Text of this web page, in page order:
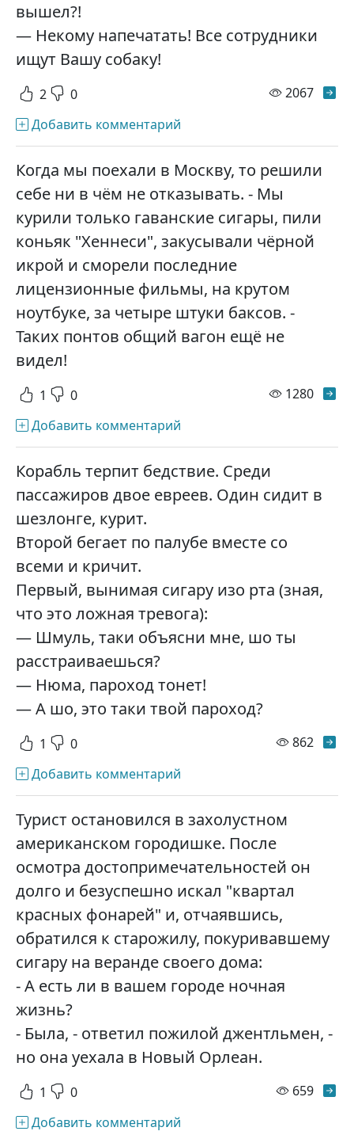
вышел?!
— Некому напечатать! Все сотрудники
ищут Вашу собаку!
2 0 2067
Добавить комментарий
Когда мы поехали в Москву, то решили
себе ни в чём не отказывать. - Мы
курили только гаванские сигары, пили
коньяк "Хеннеси", закусывали чёрной
икрой и сморели последние
лицензионные фильмы, на крутом
ноутбуке, за четыре штуки баксов. -
Таких понтов общий вагон ещё не
видел!
1 0 1280
Добавить комментарий
Корабль терпит бедствие. Среди
пассажиров двое евреев. Один сидит в
шезлонге, курит.
Второй бегает по палубе вместе со
всеми и кричит.
Первый, вынимая сигару изо рта (зная,
что это ложная тревога):
— Шмуль, таки объясни мне, шо ты
расстраиваешься?
— Нюма, пароход тонет!
— А шо, это таки твой пароход?
1 0 862
Добавить комментарий
Турист остановился в захолустном
американском городишке. После
осмотра достопримечательностей он
долго и безуспешно искал "квартал
красных фонарей" и, отчаявшись,
обратился к старожилу, покуривавшему
сигару на веранде своего дома:
- А есть ли в вашем городе ночная
жизнь?
- Была, - ответил пожилой джентльмен, -
но она уехала в Новый Орлеан.
1 0 659
Добавить комментарий